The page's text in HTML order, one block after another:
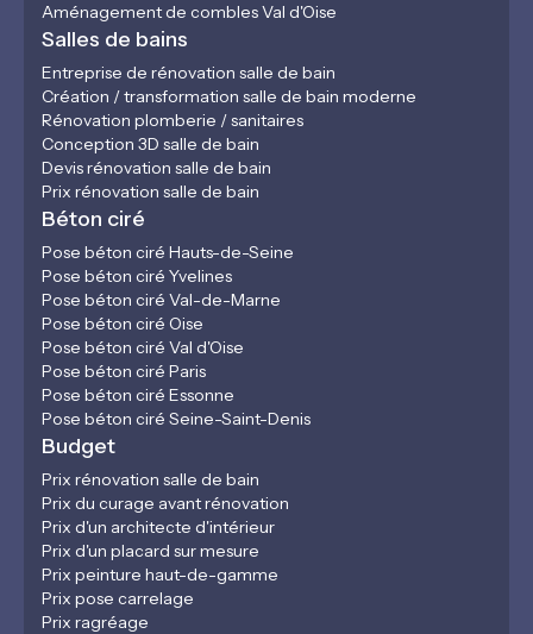
Aménagement de combles Val d'Oise
Salles de bains
Entreprise de rénovation salle de bain
Création / transformation salle de bain moderne
Rénovation plomberie / sanitaires
Conception 3D salle de bain
Devis rénovation salle de bain
Prix rénovation salle de bain
Béton ciré
Pose béton ciré Hauts-de-Seine
Pose béton ciré Yvelines
Pose béton ciré Val-de-Marne
Pose béton ciré Oise
Pose béton ciré Val d'Oise
Pose béton ciré Paris
Pose béton ciré Essonne
Pose béton ciré Seine-Saint-Denis
Budget
Prix rénovation salle de bain
Prix du curage avant rénovation
Prix d'un architecte d'intérieur
Prix d'un placard sur mesure
Prix peinture haut-de-gamme
Prix pose carrelage
Prix ragréage